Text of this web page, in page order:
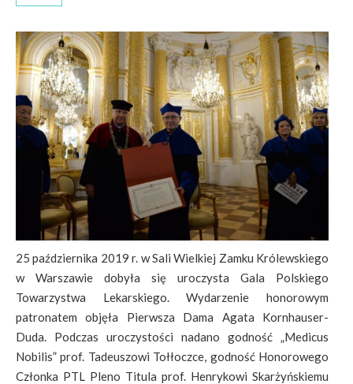
25 października 2019 r. w Sali Wielkiej Zamku Królewskiego
w Warszawie dobyła się uroczysta Gala Polskiego
Towarzystwa Lekarskiego. Wydarzenie honorowym
patronatem objęła Pierwsza Dama Agata Kornhauser-
Duda. Podczas uroczystości nadano godność „Medicus
Nobilis” prof. Tadeuszowi Tołłoczce, godność Honorowego
Członka PTL Pleno Titula prof. Henrykowi Skarżyńskiemu